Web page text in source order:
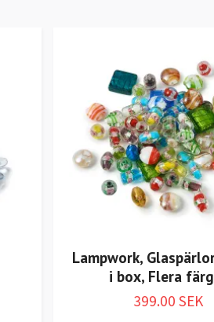
Lampwork,
i box, Flera
399.00 SEK